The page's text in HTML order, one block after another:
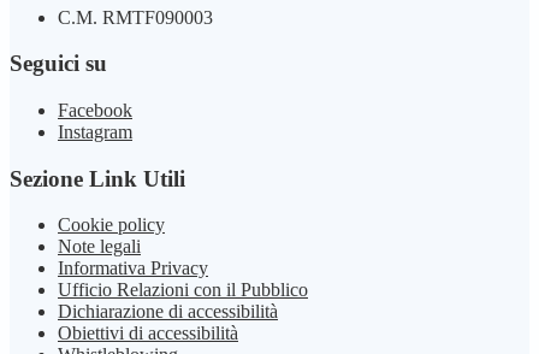
C.M. RMTF090003
Seguici su
Facebook
Instagram
Sezione Link Utili
Cookie policy
Note legali
Informativa Privacy
Ufficio Relazioni con il Pubblico
Dichiarazione di accessibilità
Obiettivi di accessibilità